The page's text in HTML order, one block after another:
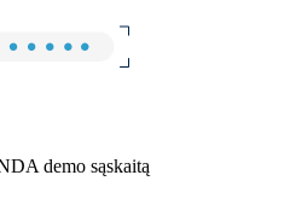
demo sąskaitą